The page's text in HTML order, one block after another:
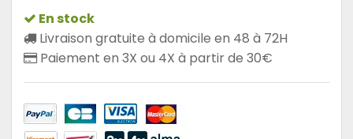
En stock
Livraison gratuite à domicile en 48 à 72H
Paiement en 3X ou 4X à partir de 30€